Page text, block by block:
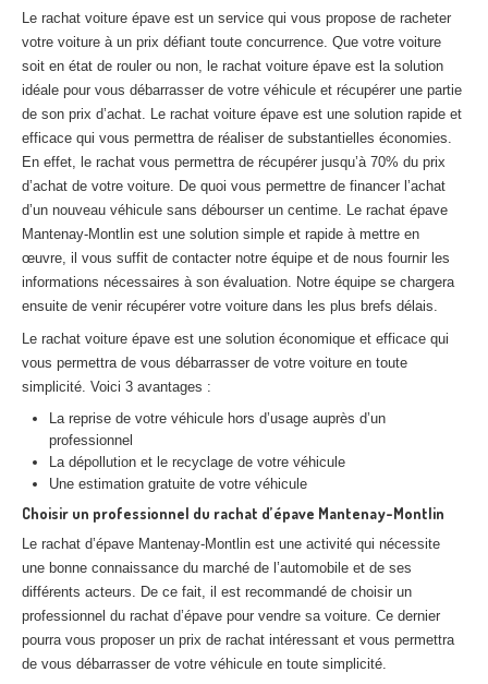
Centreagréé VHU 92 : casse auto avec destruction
Centre agréé VHU 93 : casse auto avec destruction
Centreagréé VHU 94 : casse auto avec destruction
Centreagréé VHU 95 : casse auto avec destruction
DOCUMENTSÀ JOINDRE
RACHATVÉHICULES
CONTACT
01 83 64 20 40
Le rachat voiture épave est un service qui vous propose de racheter
votre voiture à un prix défiant toute concurrence. Que votre voiture
soit en état de rouler ou non, le rachat voiture épave est la solution
idéale pour vous débarrasser de votre véhicule et récupérer une partie
de son prix d’achat. Le rachat voiture épave est une solution rapide et
efficace qui vous permettra de réaliser de substantielles économies.
En effet, le rachat vous permettra de récupérer jusqu’à 70% du prix
d’achat de votre voiture. De quoi vous permettre de financer l’achat
d’un nouveau véhicule sans débourser un centime. Le rachat épave
Mantenay-Montlin est une solution simple et rapide à mettre en
œuvre, il vous suffit de contacter notre équipe et de nous fournir les
informations nécessaires à son évaluation. Notre équipe se chargera
ensuite de venir récupérer votre voiture dans les plus brefs délais.
Le rachat voiture épave est une solution économique et efficace qui
vous permettra de vous débarrasser de votre voiture en toute
simplicité. Voici 3 avantages :
La reprise de votre véhicule hors d’usage auprès d’un
professionnel
La dépollution et le recyclage de votre véhicule
Une estimation gratuite de votre véhicule
Choisir un professionnel du rachat d’épave Mantenay-Montlin
Le rachat d’épave Mantenay-Montlin est une activité qui nécessite
une bonne connaissance du marché de l’automobile et de ses
différents acteurs. De ce fait, il est recommandé de choisir un
professionnel du rachat d’épave pour vendre sa voiture. Ce dernier
pourra vous proposer un prix de rachat intéressant et vous permettra
de vous débarrasser de votre véhicule en toute simplicité.